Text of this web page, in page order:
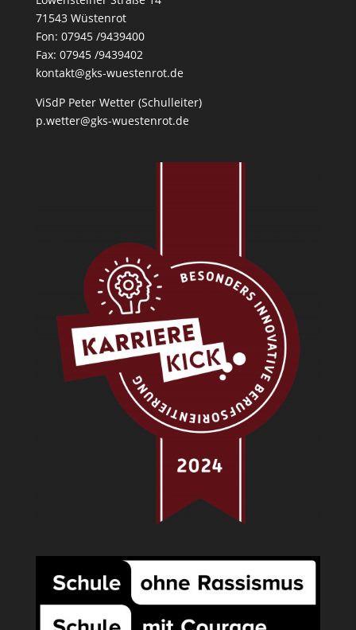
71543 Wüstenrot
Fon: 07945 /9439400
Fax: 07945 /9439402
kontakt@gks-wuestenrot.de
ViSdP Peter Wetter (Schulleiter)
p.wetter@gks-wuestenrot.de